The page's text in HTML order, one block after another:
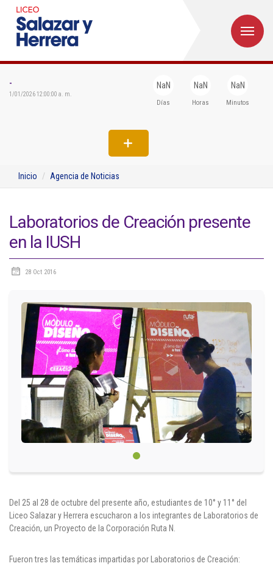
-
1/01/2026 12:00:00 a. m.
NaN
Días
NaN
Horas
NaN
Minutos
Inicio Agencia de Noticias
Laboratorios de Creación presente
en la IUSH
28 Oct 2016
Del 25 al 28 de octubre del presente año, estudiantes de 10° y 11° del
Liceo Salazar y Herrera escucharon a los integrantes de Laboratorios de
Creación, un Proyecto de la Corporación Ruta N.
Fueron tres las temáticas impartidas por Laboratorios de Creación:
Formación
Departamentos
Extensión
Académico
Padres
Egresados
Pagos
PQRSF
Línea de Atención al Cliente
+574 460 07 07